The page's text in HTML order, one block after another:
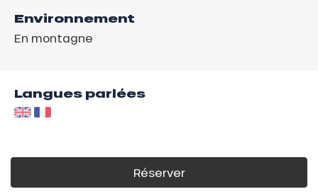
Environnement
En montagne
Langues parlées
Réserver